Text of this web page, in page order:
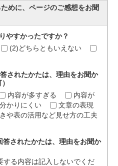
めに、ページのご感想をお聞
やすかったですか？
(2)どちらともいえない
されたかたは、理由をお聞か
内容が多すぎる
内容が
かりにくい
文章の表現
や表の活用など見せ方の工夫
されたかたは、理由をお聞か
る内容は記入しないでくだ